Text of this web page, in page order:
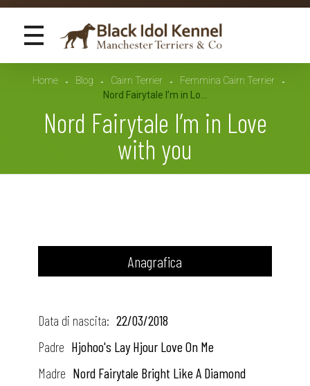
Home Blog Cairn Terrier
Femmina Cairn Terrier
Nord Fairytale I’m in Lo...
Nord Fairytale I’m in Love
with you
d
F
a
Anagrafica
Data di nascita: 22/03/2018
Padre Hjohoo's Lay Hjour Love On Me
Madre Nord Fairytale Bright Like A Diamond